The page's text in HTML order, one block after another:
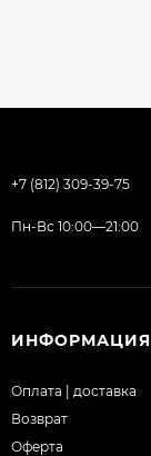
+7 (812) 309-39-75
Пн-Вс 10:00—21:00
ИНФОРМАЦИЯ
Оплата | доставка
Возврат
Оферта